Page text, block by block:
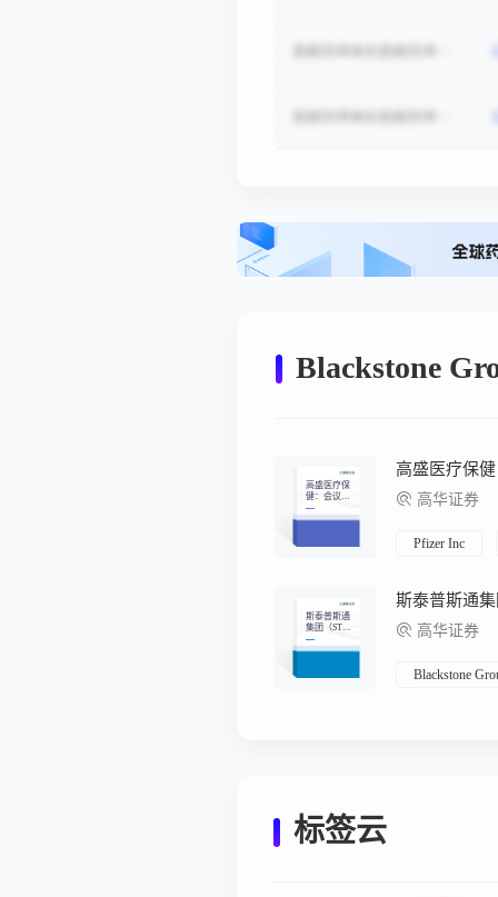
Blackstone
高盛医疗保
健：会议总
结-关键主题
和要点
高盛医疗保
高华证券
Pfizer Inc
斯泰普斯通
集团（STE
P）：筹资
动力提升20
高华证券
Blackstone
标签云